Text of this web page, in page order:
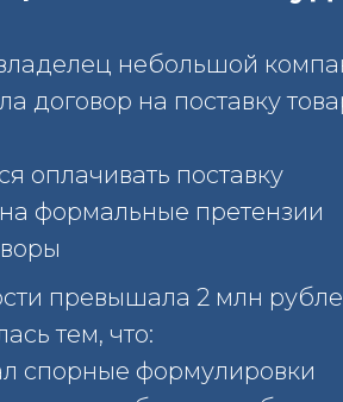
небольшой
договор на поставку
оплачивать поставку
формальные претензии
превышала 2 млн
тем, что:
спорные формулировки